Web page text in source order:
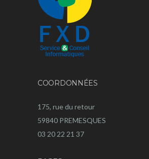
COORDONNÉES
175, rue du retour
59840 PREMESQUES
03 20 22 21 37